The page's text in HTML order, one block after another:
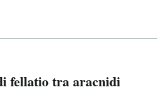
fellatio tra aracnidi